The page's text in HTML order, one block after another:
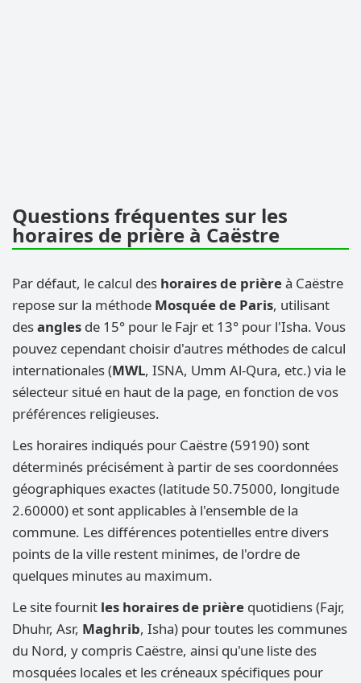
Questions fréquentes sur les
horaires de prière à Caëstre
Par défaut, le calcul des horaires de prièreà Caëstre
repose sur la méthode Mosquée de Paris, utilisant
desangles de 15° pour le Fajr et 13° pour l'Isha. Vous
pouvez cependant choisir d'autres méthodes de calcul
internationales (MWL, ISNA, Umm Al-Qura, etc.) via le
sélecteur situé en haut de la page, en fonction de vos
préférences religieuses.
Les horaires indiqués pour Caëstre (59190) sont
déterminés précisément à partir de ses coordonnées
géographiques exactes (latitude 50.75000, longitude
2.60000) et sont applicables à l'ensemble de la
commune. Les différences potentielles entre divers
points de la ville restent minimes, de l'ordre de
quelques minutes au maximum.
Le site fournit les horaires de prière quotidiens (Fajr,
Dhuhr, Asr, Maghrib, Isha) pour toutes les communes
du Nord, y compris Caëstre, ainsi qu'une liste des
mosquées locales et les créneaux spécifiques pour